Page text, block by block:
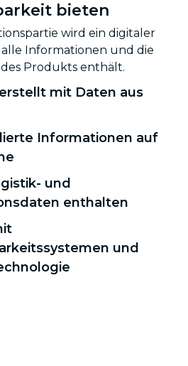
bieten
wird ein digitaler
alle Informationen und die
Produkts enthält.
mit Daten aus
Informationen auf
und
enthalten
und